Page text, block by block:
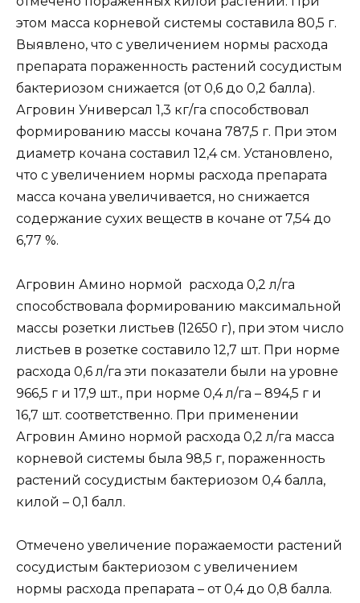
этом масса корневой системы составила 80,5 г.
Выявлено, что с увеличением нормы расхода
препарата пораженность растений сосудистым
бактериозом снижается (от 0,6 до 0,2 балла).
Агровин Универсал 1,3 кг/га способствовал
формированию массы кочана 787,5 г. При этом
диаметр кочана составил 12,4 см. Установлено,
что с увеличением нормы расхода препарата
масса кочана увеличивается, но снижается
содержание сухих веществ в кочане от 7,54 до
6,77 %.
Агровин Амино нормой расхода 0,2 л/га
способствовала формированию максимальной
массы розетки листьев (12650 г), при этом число
листьев в розетке составило 12,7 шт. При норме
расхода 0,6 л/га эти показатели были на уровне
966,5 г и 17,9 шт., при норме 0,4 л/га – 894,5 г и
16,7 шт. соответственно. При применении
Агровин Амино нормой расхода 0,2 л/га масса
корневой системы была 98,5 г, пораженность
растений сосудистым бактериозом 0,4 балла,
килой – 0,1 балл.
Отмечено увеличение поражаемости растений
сосудистым бактериозом с увеличением
нормы расхода препарата – от 0,4 до 0,8 балла.